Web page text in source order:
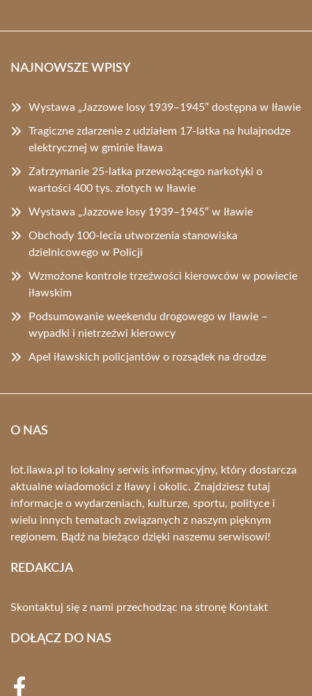
NAJNOWSZE WPISY
Wystawa „Jazzowe losy 1939–1945” dostępna w Iławie
Tragiczne zdarzenie z udziałem 17-latka na hulajnodze
elektrycznej w gminie Iława
Zatrzymanie 25-latka przewożącego narkotyki o
wartości 400 tys. złotych w Iławie
Wystawa „Jazzowe losy 1939–1945” w Iławie
Obchody 100-lecia utworzenia stanowiska
dzielnicowego w Policji
Wzmożone kontrole trzeźwości kierowców w powiecie
iławskim
Podsumowanie weekendu drogowego w Iławie –
wypadki i nietrzeźwi kierowcy
Apel iławskich policjantów o rozsądek na drodze
O NAS
lot.ilawa.pl to lokalny serwis informacyjny, który dostarcza
aktualne wiadomości z Iławy i okolic. Znajdziesz tutaj
informacje o wydarzeniach, kulturze, sportu, polityce i
wielu innych tematach związanych z naszym pięknym
regionem. Bądź na bieżąco dzięki naszemu serwisowi!
REDAKCJA
Skontaktuj się z nami przechodząc na stronę Kontakt
DOŁĄCZ DO NAS